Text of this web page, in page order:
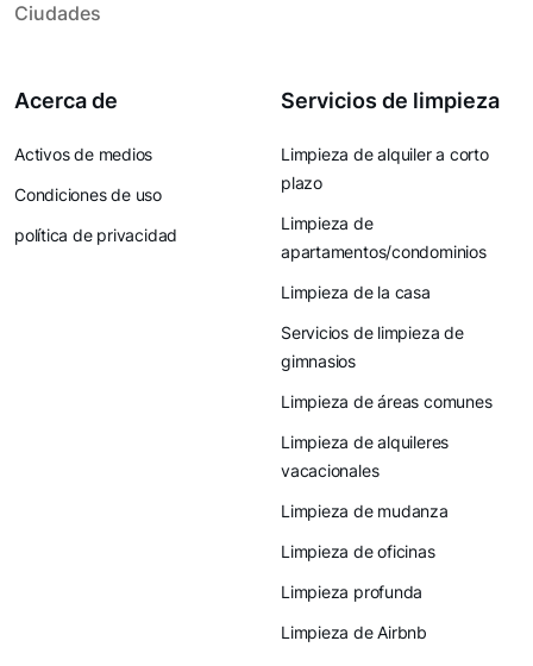
Ciudades
Acerca de
Activos de medios
Condiciones de uso
política de privacidad
Servicios de limpieza
Limpieza de alquiler a corto
plazo
Limpieza de
apartamentos/condominios
Limpieza de la casa
Servicios de limpieza de
gimnasios
Limpieza de áreas comunes
Limpieza de alquileres
vacacionales
Limpieza de mudanza
Limpieza de oficinas
Limpieza profunda
Limpieza de Airbnb